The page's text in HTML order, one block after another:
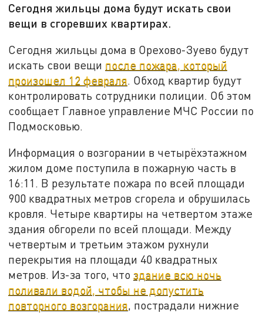
Сегодня жильцы дома будут искать свои
вещи в сгоревших квартирах.
Сегодня жильцы дома в Орехово-Зуево будут
искать свои вещи после пожара, который
произошел 12 февраля. Обход квартир будут
контролировать сотрудники полиции. Об этом
сообщает Главное управление МЧС России по
Подмосковью.
Информация о возгорании в четырёхэтажном
жилом доме поступила в пожарную часть в
16:11. В результате пожара по всей площади
900 квадратных метров сгорела и обрушилась
кровля. Четыре квартиры на четвертом этаже
здания обгорели по всей площади. Между
четвертым и третьим этажом рухнули
перекрытия на площади 40 квадратных
метров. Из-за того, чтоздание всю ночь
поливали водой, чтобы не допустить
повторного возгорания, пострадали нижние